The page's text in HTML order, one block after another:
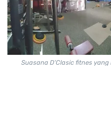
Suasana D'Clasic fitnes